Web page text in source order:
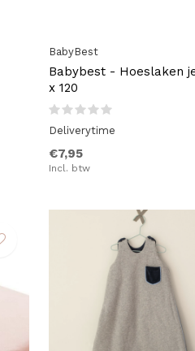
BabyBest
Babybest - Hoeslaken
x 120
Deliverytime
€7,95
Incl. btw